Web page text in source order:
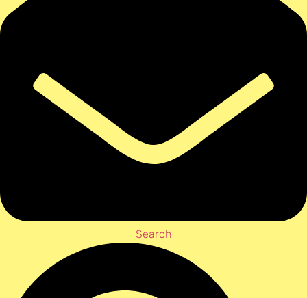
Search